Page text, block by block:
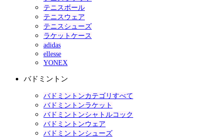
テニスボール
テニスウェア
テニスシューズ
ラケットケース
adidas
ellesse
YONEX
バドミントン
バドミントンカテゴリすべて
バドミントンラケット
バドミントンシャトルコック
バドミントンウェア
バドミントンシューズ